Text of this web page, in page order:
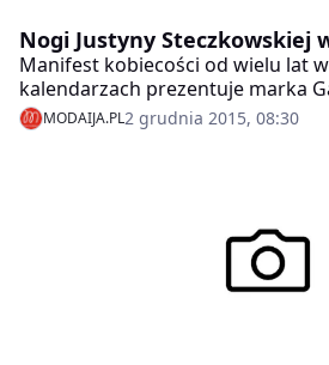
Nogi Justyny Steczkowskiej
Manifest kobiecości od wielu lat
kalendarzach prezentuje marka
zdjęciach pojawiały się modelki w
bieżących kolekcji.
MODAIJA.PL2 grudnia 2015, 08:30